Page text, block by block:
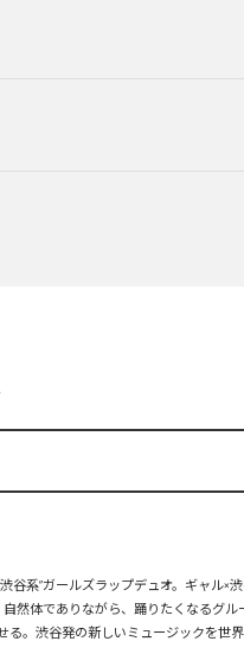
谷系”ガールズラップデュオ。ギャル×
然体でありながら、踊りたくなるグル
る。渋谷発の新しいミュージックを世